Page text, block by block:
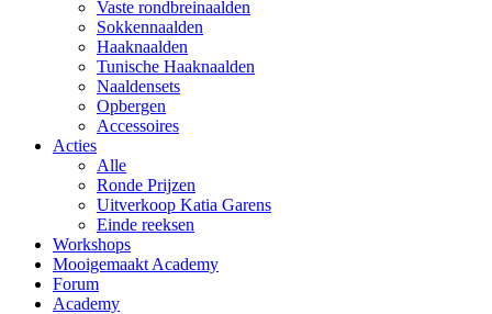
Vaste rondbreinaalden
Sokkennaalden
Haaknaalden
Tunische Haaknaalden
Naaldensets
Opbergen
Accessoires
Acties
Alle
Ronde Prijzen
Uitverkoop Katia Garens
Einde reeksen
Workshops
Mooigemaakt Academy
Forum
Academy